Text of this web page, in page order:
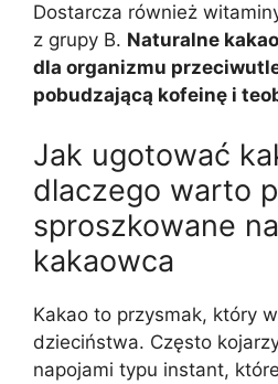
Dostarcza również
z grupy B. Naturalne
dla organizmu
pobudzającą kofeinę i
Jak ugotować
dlaczego warto
sproszkowane
kakaowca
Kakao to przysmak, który
dzieciństwa. Często
napojami typu instant,